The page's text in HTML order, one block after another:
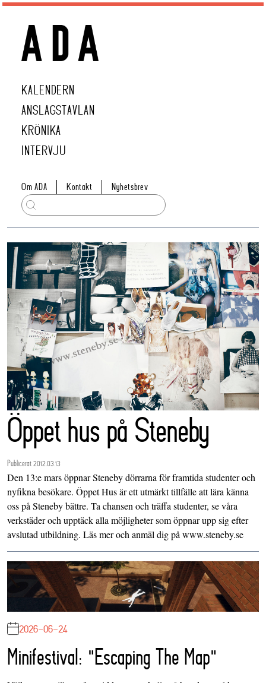
KALENDERN
ANSLAGSTAVLAN
KRÖNIKA
INTERVJU
Om ADA Kontakt Nyhetsbrev
Öppet hus på Steneby
Publicerat 2012.03.13
Den 13:e mars öppnar Steneby dörrarna för framtida studenter och
nyfikna besökare. Öppet Hus är ett utmärkt tillfälle att lära känna
oss på Steneby bättre. Ta chansen och träffa studenter, se våra
verkstäder och upptäck alla möjligheter som öppnar upp sig efter
avslutad utbildning. Läs mer och anmäl dig på www.steneby.se
2026-06-24
Minifestival: "Escaping The Map"